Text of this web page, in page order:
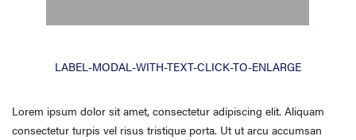
LABEL-MODAL-WITH-TEXT-CLICK-TO-ENLARGE
Lorem ipsum dolor sit amet, consectetur adipiscing elit. Aliquam
consectetur turpis vel risus tristique porta. Ut ut arcu accumsan